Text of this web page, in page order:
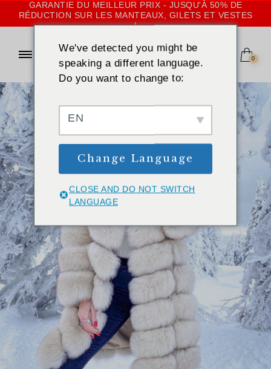
GARANTIE DU MEILLEUR PRIX - JUSQU'À 50% DE
RÉDUCTION SUR LES MANTEAUX, GILETS ET VESTES
!
0
We've detected you might be
speaking a different language.
Do you want to change to:
EN
Change Language
CLOSE AND DO NOT SWITCH
LANGUAGE